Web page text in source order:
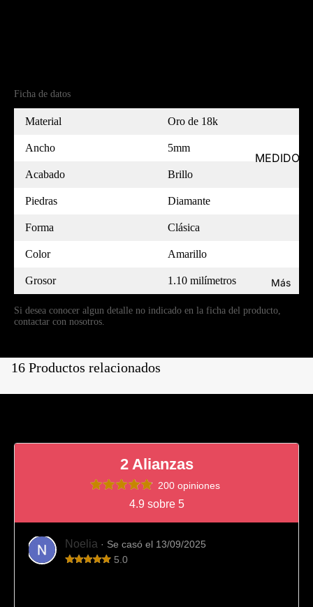
MEDIDOR
Más
Ficha de datos
Material Oro de 18k
Ancho 5mm
Acabado Brillo
Piedras Diamante
Forma Clásica
Color Amarillo
Grosor 1.10 milímetros
Si desea conocer algun detalle no indicado en la ficha del producto,
contactar con nosotros.
16 Productos relacionados
2 Alianzas
200 opiniones
4.9 sobre 5
Noelia · Se casó el 13/09/2025
5.0